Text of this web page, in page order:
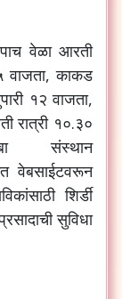
पाच वेळा आरती
वाजता, काकड
१२ वाजता,
रात्री १०.३०
संस्थान
वेबसाईटवरून
शिर्डी
सुविधा